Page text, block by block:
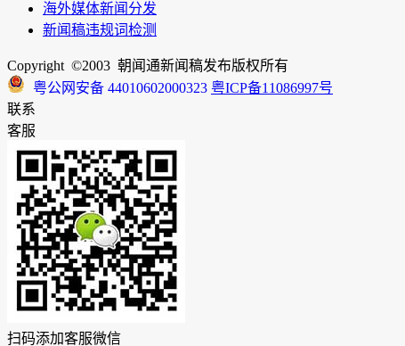
海外媒体新闻分发
新闻稿违规词检测
Copyright ©2003 朝闻通新闻稿发布版权所有
粤公网安备 44010602000323 粤ICP备11086997号
联系
客服
扫码添加客服微信